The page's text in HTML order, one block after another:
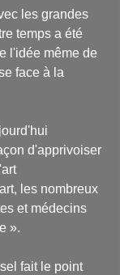
mais où il
la conscience.
les grandes
temps a été
l'idée même de
face à la
d'apprivoiser
les nombreux
et médecins
».
fait le point